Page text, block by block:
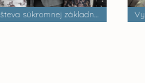
Návšteva súkromnej základnej školy Palackého